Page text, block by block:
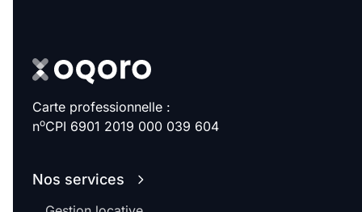
Disponible à partir du
Mettre en avant les
Carte professionnelle :
noCPI 6901 2019 000 039 604
Nos services